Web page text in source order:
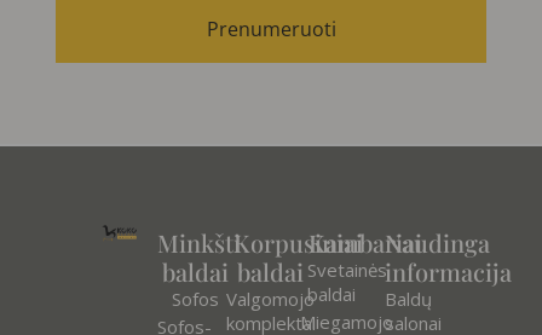
Prenumeruoti
Minkšti
baldai
Sofos
Sofos-
Korpusiniai
baldai
Valgomojo
komplektai
Kambariai
Svetainės
baldai
Miegamojo
Naudinga
informacija
Baldų
salonai